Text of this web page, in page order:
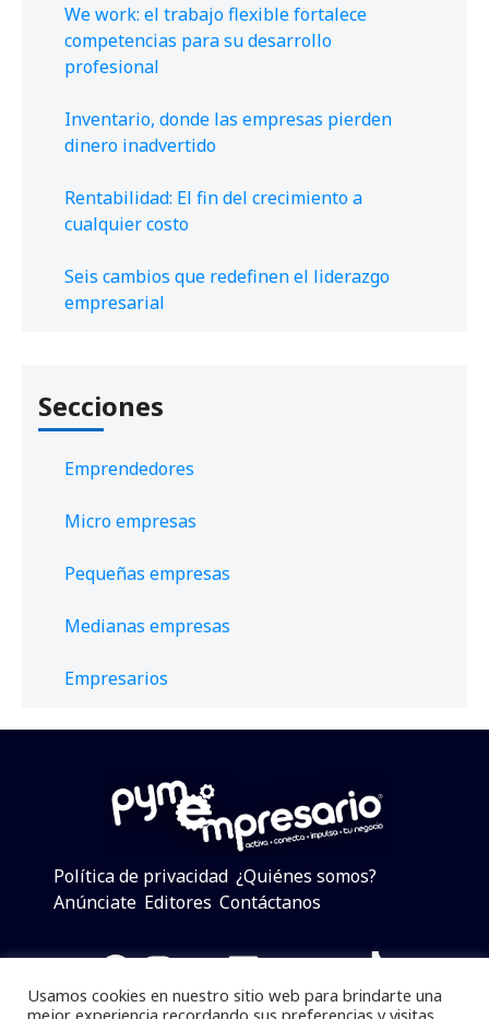
We work: el trabajo flexible fortalece
competencias para su desarrollo
profesional
Inventario, donde las empresas pierden
dinero inadvertido
Rentabilidad: El fin del crecimiento a
cualquier costo
Seis cambios que redefinen el liderazgo
empresarial
Secciones
Emprendedores
Micro empresas
Pequeñas empresas
Medianas empresas
Empresarios
Política de privacidad ¿Quiénes somos?
Anúnciate Editores Contáctanos
Facebook
Instagram
Twitter
LinkedIn
Telegram
YouTube
TikTok
Usamos cookies en nuestro sitio web para brindarte una
mejor experiencia recordando sus preferencias y visitas